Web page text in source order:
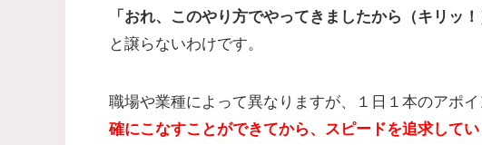
「おれ、このやり方でやってきましたから（キリッ！
と譲らないわけです。
職場や業種によって異なりますが、１日１本のアポ
確にこなすことができてから、スピードを追求して